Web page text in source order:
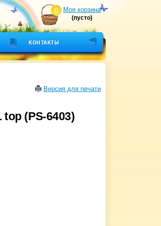
0 Моя корзина
(пусто)
КОНТАКТЫ
Версия для печати
(PS-6403)